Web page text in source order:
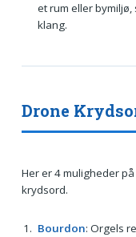
et rum eller
klang.
Drone
Her er 4 muligheder
krydsord.
Bourdon: Orgels